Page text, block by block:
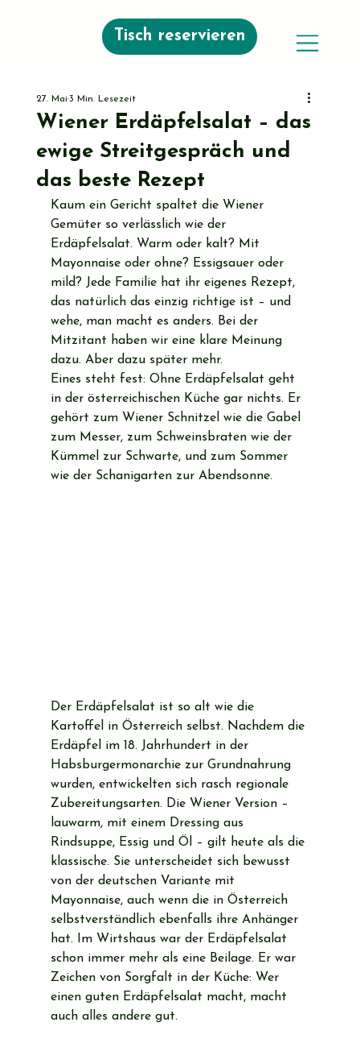
Wiener Erdäpfelsalat – das
ewige Streitgespräch und
das beste Rezept
27. Mai 3 Min. Lesezeit
Kaum ein Gericht spaltet die Wiener
Gemüter so verlässlich wie der
Erdäpfelsalat. Warm oder kalt? Mit
Mayonnaise oder ohne? Essigsauer oder
mild? Jede Familie hat ihr eigenes Rezept,
das natürlich das einzig richtige ist – und
wehe, man macht es anders. Bei der
Mitzitant haben wir eine klare Meinung
dazu. Aber dazu später mehr.
Eines steht fest: Ohne Erdäpfelsalat geht
in der österreichischen Küche gar nichts. Er
gehört zum Wiener Schnitzel wie die Gabel
zum Messer, zum Schweinsbraten wie der
Kümmel zur Schwarte, und zum Sommer
wie der Schanigarten zur Abendsonne.
Der Erdäpfelsalat ist so alt wie die
Kartoffel in Österreich selbst. Nachdem die
Erdäpfel im 18. Jahrhundert in der
Habsburgermonarchie zur Grundnahrung
wurden, entwickelten sich rasch regionale
Zubereitungsarten. Die Wiener Version –
lauwarm, mit einem Dressing aus
Rindsuppe, Essig und Öl – gilt heute als die
klassische. Sie unterscheidet sich bewusst
von der deutschen Variante mit
Mayonnaise, auch wenn die in Österreich
selbstverständlich ebenfalls ihre Anhänger
hat. Im Wirtshaus war der Erdäpfelsalat
schon immer mehr als eine Beilage. Er war
Zeichen von Sorgfalt in der Küche: Wer
einen guten Erdäpfelsalat macht, macht
auch alles andere gut.
Tisch reservieren